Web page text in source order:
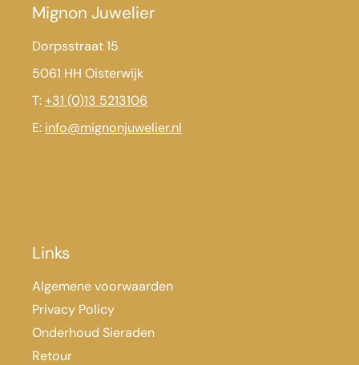
Mignon Juwelier
Dorpsstraat 15
5061 HH Oisterwijk
T:+31 (0)13 5213106
E: info@mignonjuwelier.nl
Links
Algemene voorwaarden
Privacy Policy
Onderhoud Sieraden
Retour